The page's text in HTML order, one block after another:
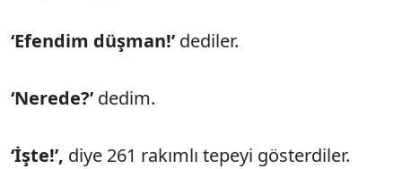
‘Efendim düşman!’ dediler.
‘Nerede?’ dedim.
‘İşte!’, diye 261 rakımlı tepeyi gösterdiler.